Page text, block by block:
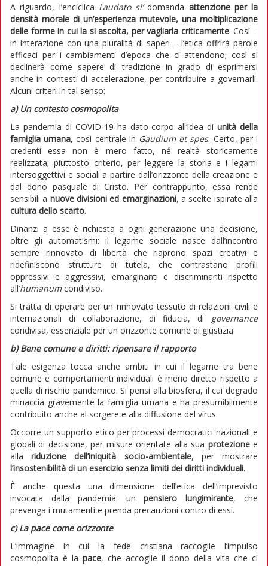
A riguardo, l’enciclica Laudato si’domanda attenzione per la
densità morale di un’esperienza mutevole, una moltiplicazione
delle forme in cui la si ascolta, per vagliarla criticamente. Così –
in interazione con una pluralità di saperi – l’etica offrirà parole
efficaci per i cambiamenti d’epoca che ci attendono; così si
declinerà come sapere di tradizione in grado di esprimersi
anche in contesti di accelerazione, per contribuire a governarli.
Alcuni criteri in tal senso:
a) Un contesto cosmopolita
La pandemia di COVID-19 ha dato corpo all’idea diunità della
famiglia umana, così centrale in Gaudium et spes. Certo, per i
credenti essa non è mero fatto, né realtà storicamente
realizzata; piuttosto criterio, per leggere la storia e i legami
intersoggettivi e sociali a partire dall’orizzonte della creazione e
dal dono pasquale di Cristo. Per contrappunto, essa rende
sensibili a nuove divisioni ed emarginazioni, a scelte ispirate alla
cultura dello scarto.
Dinanzi a esse è richiesta a ogni generazione una decisione,
oltre gli automatismi: il legame sociale nasce dall’incontro
sempre rinnovato di libertà che riaprono spazi creativi e
ridefiniscono strutture di tutela, che contrastano profili
oppressivi e aggressivi, emarginanti e discriminanti rispetto
all’humanumcondiviso.
Si tratta di operare per un rinnovato tessuto di relazioni civili e
internazionali di collaborazione, di fiducia, di governance
condivisa, essenziale per un orizzonte comune di giustizia.
b) Bene comune e diritti: ripensare il rapporto
Tale esigenza tocca anche ambiti in cui il legame tra bene
comune e comportamenti individuali è meno diretto rispetto a
quella di rischio pandemico. Si pensi alla biosfera, il cui degrado
minaccia gravemente la famiglia umana e ha presumibilmente
contribuito anche al sorgere e alla diffusione del virus.
Occorre un supporto etico per processi democratici nazionali e
globali di decisione, per misure orientate alla sua protezionee
alla riduzione dell’iniquità socio-ambientale, per mostrare
l’insostenibilità di un esercizio senza limiti dei diritti individuali.
È anche questa una dimensione dell’etica dell’imprevisto
invocata dalla pandemia: unpensiero lungimirante, che
prevenga i mutamenti e prenda precauzioni contro di essi.
c) La pace come orizzonte
L’immagine in cui la fede cristiana raccoglie l’impulso
cosmopolita è la pace, che accoglie il dono della vita che ci